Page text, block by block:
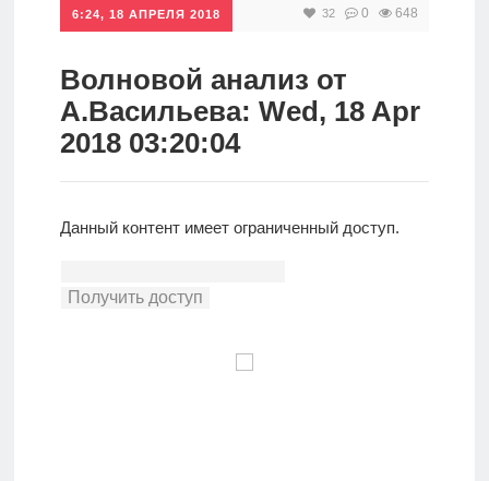
Инвестиции
Дивиденды
Волновой
6:24, 18 АПРЕЛЯ 2018 32 0 648
Волновой анализ от
А.Васильева: Wed, 18 Apr
2018 03:20:04
Данный контент имеет ограниченный доступ.